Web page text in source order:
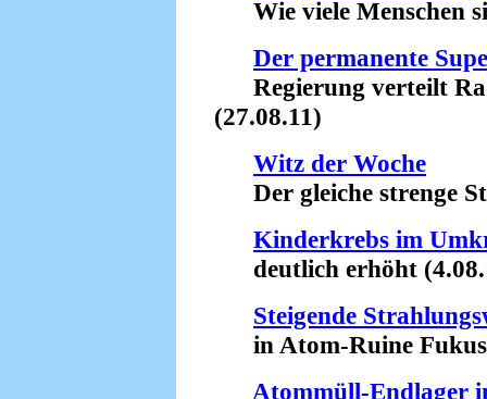
Wie viele Menschen
Der permanente
Regierung verteilt
(27.08.11)
Witz der Woche
Der gleiche strenge
Kinderkrebs im
deutlich erhöht
Steigende
in Atom-Ruine
Atommüll-Endlager